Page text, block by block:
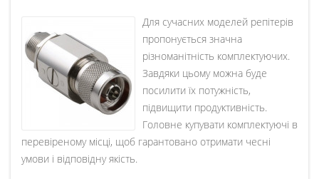
Для сучасних моделей репітерів
пропонується значна
різноманітність комплектуючих.
Завдяки цьому можна буде
посилити їх потужність,
підвищити продуктивність.
Головне купувати комплектуючі в
перевіреному місці, щоб гарантовано отримати чесні
умови і відповідну якість.